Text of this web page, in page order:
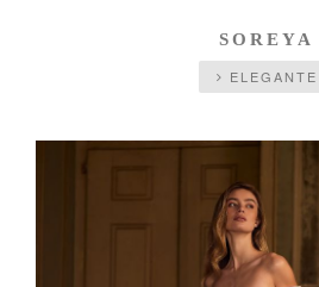
SOREYA
ELEGANTE